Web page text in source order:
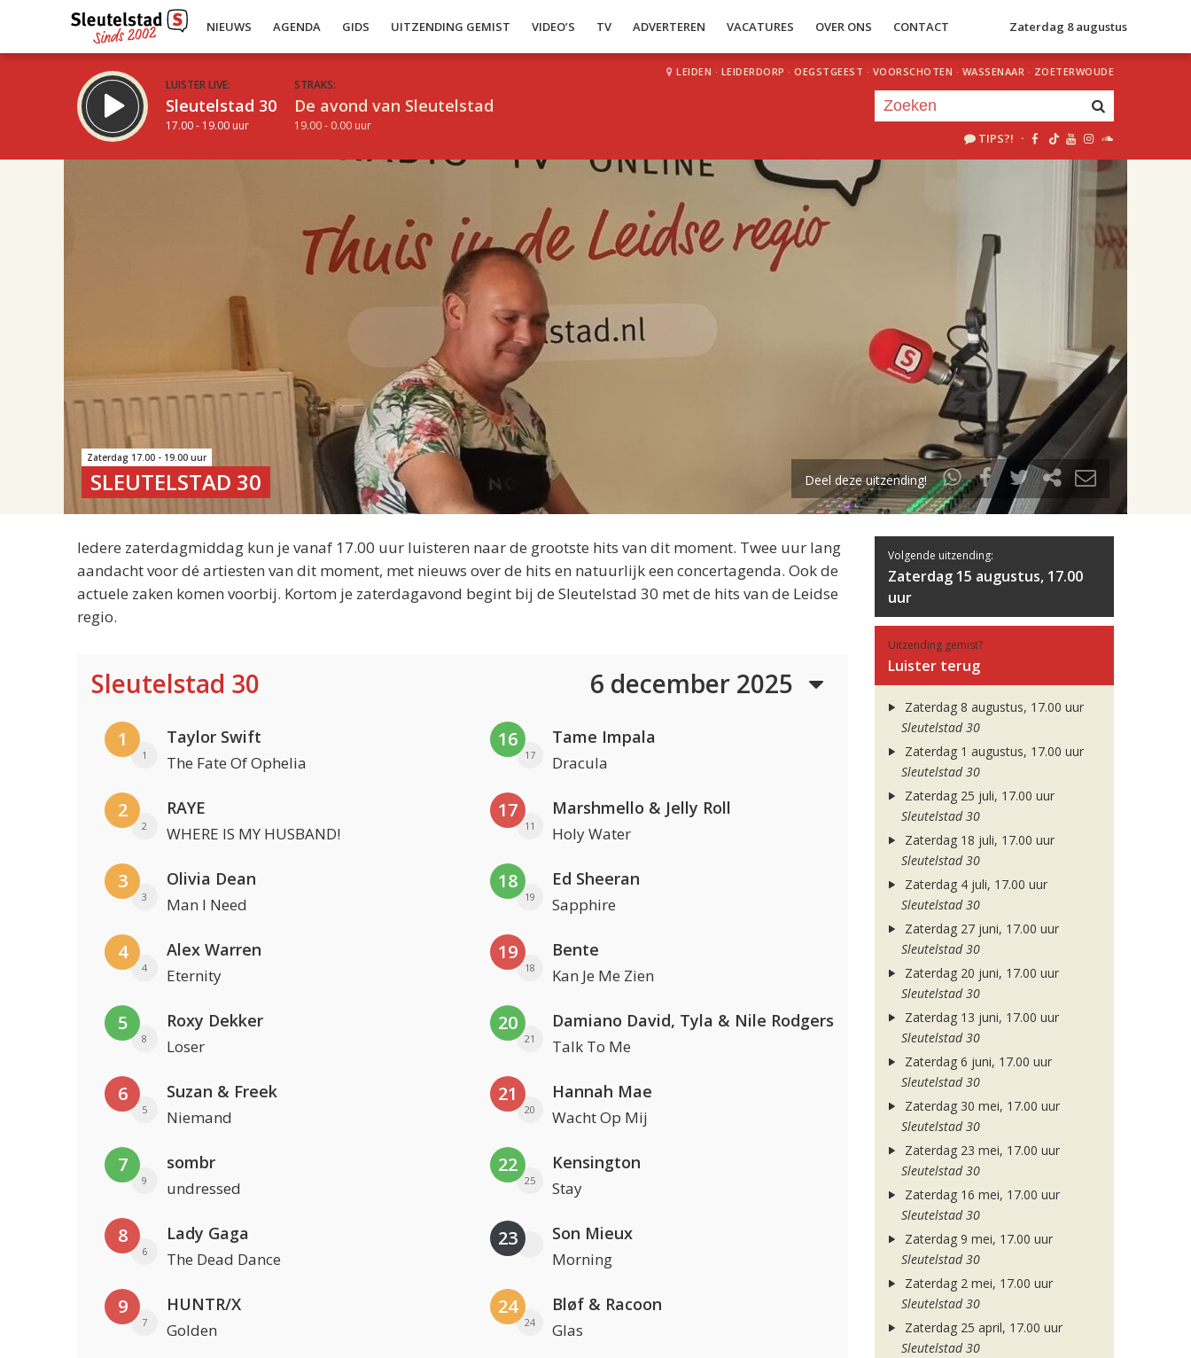
NIEUWS AGENDA GIDS UITZENDING GEMIST VIDEO’S TV ADVERTEREN VACATURES OVER ONS CONTACT Zaterdag 8 augustus
LUISTER LIVE:
Sleutelstad 30
17.00 - 19.00 uur
STRAKS:
De avond van Sleutelstad
19.00 - 0.00 uur
LEIDEN · LEIDERDORP · OEGSTGEEST · VOORSCHOTEN · WASSENAAR · ZOETERWOUDE
TIPS?! ·
uur 1 van 2
Volgend uur
Zaterdag 17.00 - 19.00 uur
SLEUTELSTAD 30 Deel deze uitzending!
Iedere zaterdagmiddag kun je vanaf 17.00 uur luisteren naar de grootste hits van dit moment. Twee uur lang
aandacht voor dé artiesten van dit moment, met nieuws over de hits en natuurlijk een concertagenda. Ook de
actuele zaken komen voorbij. Kortom je zaterdagavond begint bij de Sleutelstad 30 met de hits van de Leidse
regio.
Sleutelstad 30 6 december 2025
1
1
Taylor Swift
The Fate Of Ophelia
2
2
RAYE
WHERE IS MY HUSBAND!
3
3
Olivia Dean
Man I Need
4
4
Alex Warren
Eternity
5
8
Roxy Dekker
Loser
6
5
Suzan & Freek
Niemand
7
9
sombr
undressed
8
6
Lady Gaga
The Dead Dance
9
7
HUNTR/X
Golden
16
17
Tame Impala
Dracula
17
11
Marshmello & Jelly Roll
Holy Water
18
19
Ed Sheeran
Sapphire
19
18
Bente
Kan Je Me Zien
20
21
Damiano David, Tyla & Nile Rodgers
Talk To Me
21
20
Hannah Mae
Wacht Op Mij
22
25
Kensington
Stay
23 Son Mieux
Morning
24
24
Bløf & Racoon
Glas
Volgende uitzending:
Zaterdag 15 augustus, 17.00
uur
Uitzending gemist?
Luister terug
Zaterdag 8 augustus, 17.00 uur
Sleutelstad 30
Zaterdag 1 augustus, 17.00 uur
Sleutelstad 30
Zaterdag 25 juli, 17.00 uur
Sleutelstad 30
Zaterdag 18 juli, 17.00 uur
Sleutelstad 30
Zaterdag 4 juli, 17.00 uur
Sleutelstad 30
Zaterdag 27 juni, 17.00 uur
Sleutelstad 30
Zaterdag 20 juni, 17.00 uur
Sleutelstad 30
Zaterdag 13 juni, 17.00 uur
Sleutelstad 30
Zaterdag 6 juni, 17.00 uur
Sleutelstad 30
Zaterdag 30 mei, 17.00 uur
Sleutelstad 30
Zaterdag 23 mei, 17.00 uur
Sleutelstad 30
Zaterdag 16 mei, 17.00 uur
Sleutelstad 30
Zaterdag 9 mei, 17.00 uur
Sleutelstad 30
Zaterdag 2 mei, 17.00 uur
Sleutelstad 30
Zaterdag 25 april, 17.00 uur
Sleutelstad 30